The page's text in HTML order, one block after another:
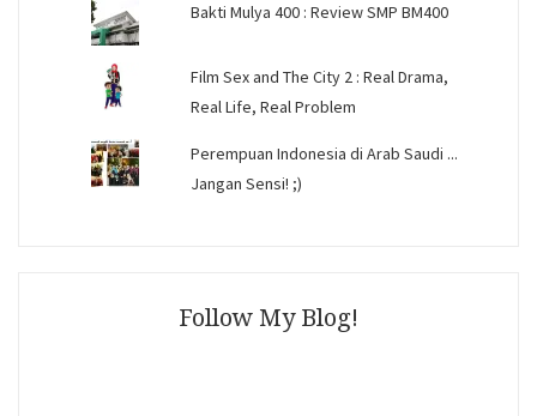
Bakti Mulya 400 : Review SMP BM400
Film Sex and The City 2 : Real Drama,
Real Life, Real Problem
Perempuan Indonesia di Arab Saudi ...
Jangan Sensi! ;)
Follow My Blog!